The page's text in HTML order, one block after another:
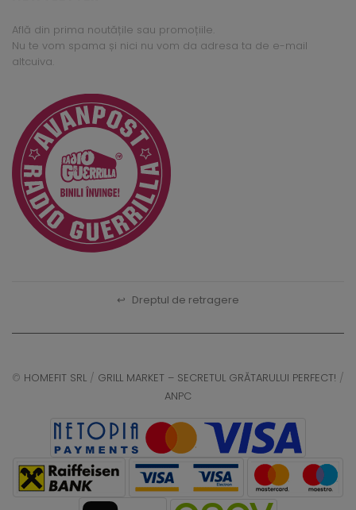
Află din prima noutățile sau promoțiile.
Nu te vom spama și nici nu vom da adresa ta de e-mail
altcuiva.
↩ Dreptul de retragere
© HOMEFIT SRL / GRILL MARKET – SECRETUL GRĂTARULUI PERFECT! /
ANPC